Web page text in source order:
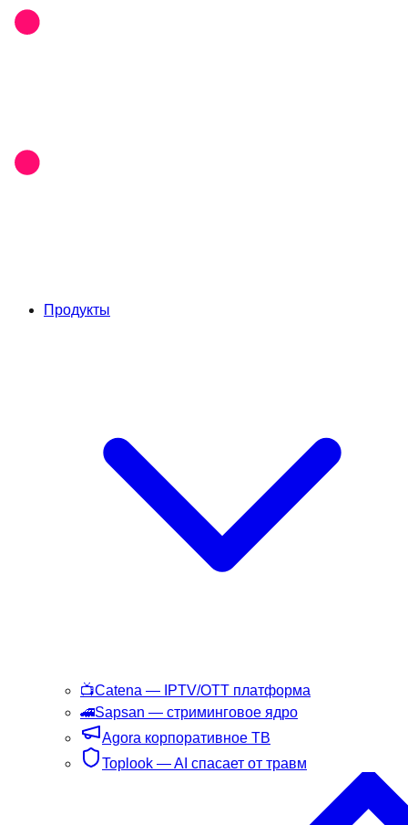
Продукты
📺Catena — IPTV/OTT платформа
🚄Sapsan — стриминговое ядро
Agora корпоративное ТВ
Toplook — AI спасает от травм